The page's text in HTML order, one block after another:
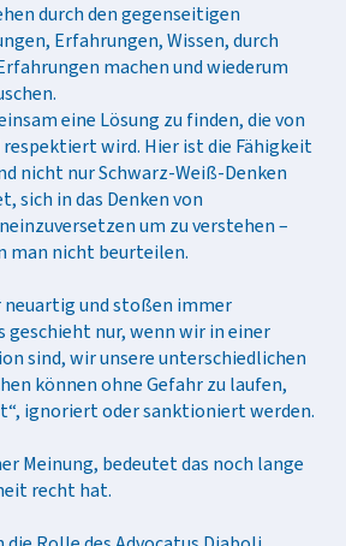
durch den gegenseitigen
Erfahrungen, Wissen, durch
machen und wiederum
eine Lösung zu finden, die von
wird. Hier ist die Fähigkeit
nicht nur Schwarz-Weiß-Denken
sich in das Denken von
um zu verstehen –
man nicht beurteilen.
und stoßen immer
geschieht nur, wenn wir in einer
sind, wir unsere unterschiedlichen
können ohne Gefahr zu laufen,
ignoriert oder sanktioniert werden.
Meinung, bedeutet das noch lange
recht hat.